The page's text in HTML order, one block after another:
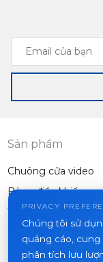
Email
của
bạn
Sản phẩm
Chuông cửa video
Bảng điều khiển
Thiết bị khác
PRIVACY
Chúng tôi sử
quảng cáo, cung
phân tích lưu